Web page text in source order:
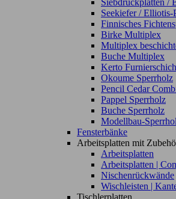
Siebdruckplatten /
Seekiefer / Elliotis-
Finnisches
Birke Multiplex
Multiplex
Buche Multiplex
Kerto
Okoume Sperrholz
Pencil Cedar
Pappel Sperrholz
Buche Sperrholz
Modellbau-
Fensterbänke
Arbeitsplatten mit
Arbeitsplatten
Arbeitsplatten |
Nischenrückwände
Wischleisten |